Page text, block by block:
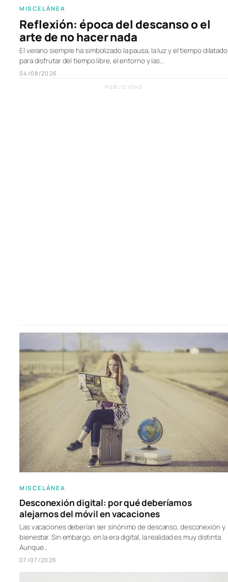
MISCELÁNEA
Reflexión: época del descanso o el
arte de no hacer nada
El verano siempre ha simbolizado la pausa, la luz y el tiempo dilatado
para disfrutar del tiempo libre, el entorno y las…
04/08/2026
PUBLICIDAD
MISCELÁNEA
Desconexión digital: por qué deberíamos
alejarnos del móvil en vacaciones
Las vacaciones deberían ser sinónimo de descanso, desconexión y
bienestar. Sin embargo, en la era digital, la realidad es muy distinta.
Aunque…
07/07/2026